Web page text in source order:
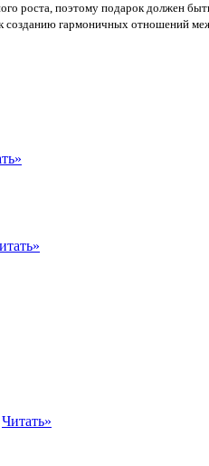
роста, поэтому подарок должен
созданию гармоничных отношений
Читать»